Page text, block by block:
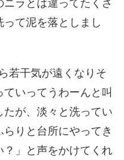
ラとは違ってたくさ
て泥を落としまし
若干気が遠くなりそ
いってうわーんと叫
が、淡々と洗ってい
りと台所にやってき
」と声をかけてくれ